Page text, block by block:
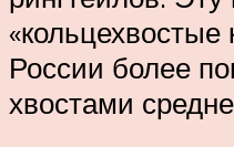
«кольцехвостые
России более
хвостами